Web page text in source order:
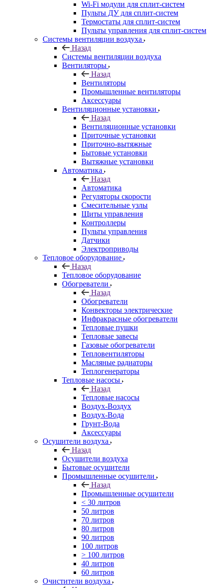
Wi-Fi модули для сплит-систем
Пульты ДУ для сплит-систем
Термостаты для сплит-систем
Пульты управления для сплит-систем
Системы вентиляции воздуха
Назад
Системы вентиляции воздуха
Вентиляторы
Назад
Вентиляторы
Промышленные вентиляторы
Аксессуары
Вентиляционные установки
Назад
Вентиляционные установки
Приточные установки
Приточно-вытяжные
Бытовые установки
Вытяжные установки
Автоматика
Назад
Автоматика
Регуляторы скорости
Смесительные узлы
Щиты управления
Контроллеры
Пульты управления
Датчики
Электроприводы
Тепловое оборудование
Назад
Тепловое оборудование
Обогреватели
Назад
Обогреватели
Конвекторы электрические
Инфракрасные обогреватели
Тепловые пушки
Тепловые завесы
Газовые обогреватели
Тепловентиляторы
Масляные радиаторы
Теплогенераторы
Тепловые насосы
Назад
Тепловые насосы
Воздух-Воздух
Воздух-Вода
Грунт-Вода
Аксессуары
Осушители воздуха
Назад
Осушители воздуха
Бытовые осушители
Промышленные осушители
Назад
Промышленные осушители
< 30 литров
50 литров
70 литров
80 литров
90 литров
100 литров
> 100 литров
40 литров
60 литров
Очистители воздуха